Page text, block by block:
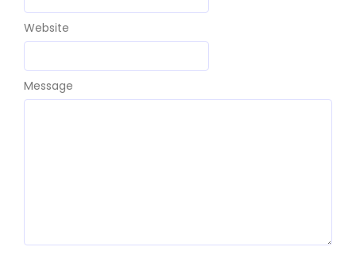
Message
Website